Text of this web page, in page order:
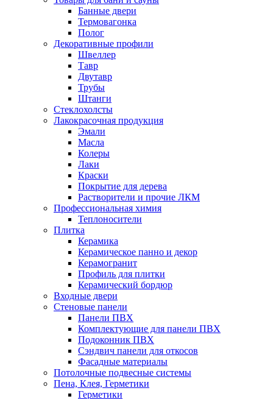
Банные двери
Термовагонка
Полог
Декоративные профили
Швеллер
Тавр
Двутавр
Трубы
Штанги
Стеклохолсты
Лакокрасочная продукция
Эмали
Масла
Колеры
Лаки
Краски
Покрытие для дерева
Растворители и прочие ЛКМ
Профессиональная химия
Теплоносители
Плитка
Керамика
Керамическое панно и декор
Керамогранит
Профиль для плитки
Керамический бордюр
Входные двери
Стеновые панели
Панели ПВХ
Комплектующие для панели ПВХ
Подоконник ПВХ
Сэндвич панели для откосов
Фасадные материалы
Потолочные подвесные системы
Пена, Клея, Герметики
Герметики